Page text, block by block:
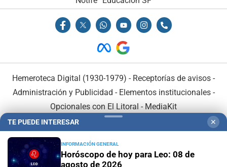
Hemeroteca Digital (1930-1979) - Receptorías de avisos -
Administración y Publicidad - Elementos institucionales-
Opcionales con El Litoral - MediaKit
TE PUEDE INTERESAR ✕
INFORMACIÓN GENERAL
Horóscopo de hoy para Leo: 08 de
agosto de 2026